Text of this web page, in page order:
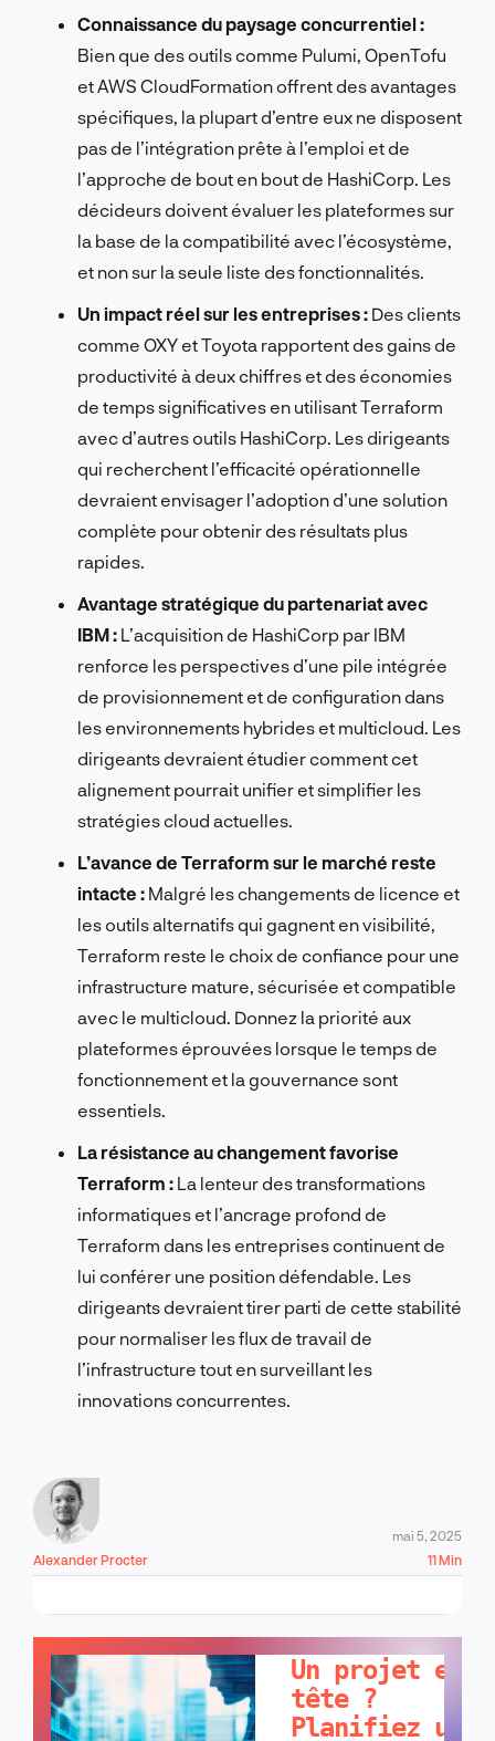
Connaissance du paysage concurrentiel :
Bien que des outils comme Pulumi, OpenTofu
et AWS CloudFormation offrent des avantages
spécifiques, la plupart d’entre eux ne disposent
pas de l’intégration prête à l’emploi et de
l’approche de bout en bout de HashiCorp. Les
décideurs doivent évaluer les plateformes sur
la base de la compatibilité avec l’écosystème,
et non sur la seule liste des fonctionnalités.
Un impact réel sur les entreprises : Des clients
comme OXY et Toyota rapportent des gains de
productivité à deux chiffres et des économies
de temps significatives en utilisant Terraform
avec d’autres outils HashiCorp. Les dirigeants
qui recherchent l’efficacité opérationnelle
devraient envisager l’adoption d’une solution
complète pour obtenir des résultats plus
rapides.
Avantage stratégique du partenariat avec
IBM : L’acquisition de HashiCorp par IBM
renforce les perspectives d’une pile intégrée
de provisionnement et de configuration dans
les environnements hybrides et multicloud. Les
dirigeants devraient étudier comment cet
alignement pourrait unifier et simplifier les
stratégies cloud actuelles.
L’avance de Terraform sur le marché reste
intacte : Malgré les changements de licence et
les outils alternatifs qui gagnent en visibilité,
Terraform reste le choix de confiance pour une
infrastructure mature, sécurisée et compatible
avec le multicloud. Donnez la priorité aux
plateformes éprouvées lorsque le temps de
fonctionnement et la gouvernance sont
essentiels.
La résistance au changement favorise
Terraform : La lenteur des transformations
informatiques et l’ancrage profond de
Terraform dans les entreprises continuent de
lui conférer une position défendable. Les
dirigeants devraient tirer parti de cette stabilité
pour normaliser les flux de travail de
l’infrastructure tout en surveillant les
innovations concurrentes.
Alexander Procter
mai 5, 2025
11 Min
Un projet en
tête ?
Planifiez un